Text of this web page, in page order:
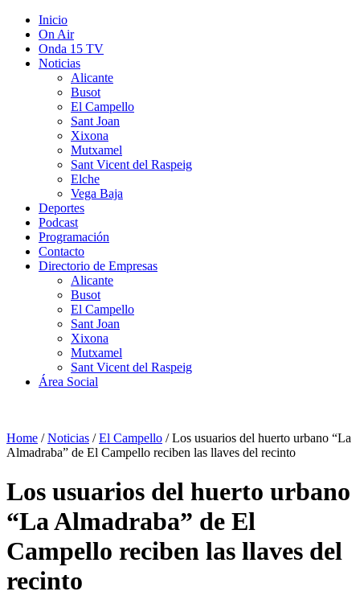
Inicio
On Air
Onda 15 TV
Noticias
Alicante
Busot
El Campello
Sant Joan
Xixona
Mutxamel
Sant Vicent del Raspeig
Elche
Vega Baja
Deportes
Podcast
Programación
Contacto
Directorio de Empresas
Alicante
Busot
El Campello
Sant Joan
Xixona
Mutxamel
Sant Vicent del Raspeig
Área Social
Home /Noticias /El Campello /Los usuarios del huerto urbano “La
Almadraba” de El Campello reciben las llaves del recinto
Los usuarios del huerto urbano
“La Almadraba” de El
Campello reciben las llaves del
recinto